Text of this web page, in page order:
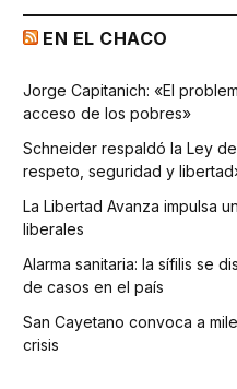
EN EL CHACO
Jorge Capitanich: «El
acceso de los pobres»
Schneider respaldó la Ley
respeto, seguridad y
La Libertad Avanza impulsa
liberales
Alarma sanitaria: la sífilis se
de casos en el país
San Cayetano convoca a
crisis